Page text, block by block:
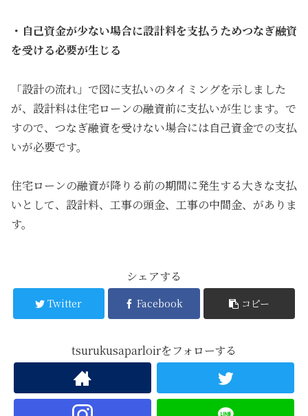
・自己資金が少ない場合に設計料を支払うためつなぎ融資
を受ける必要が生じる
「設計の流れ」で図に支払いのタイミングを示しました
が、設計料は住宅ローンの融資前に支払いが生じます。で
すので、つなぎ融資を受けない場合には自己資金での支払
いが必要です。
住宅ローンの融資が降りる前の期間に発生する大きな支払
いとして、設計料、工事の頭金、工事の中間金、がありま
す。
シェアする
Twitter Facebook コピー
tsurukusaparloirをフォローする